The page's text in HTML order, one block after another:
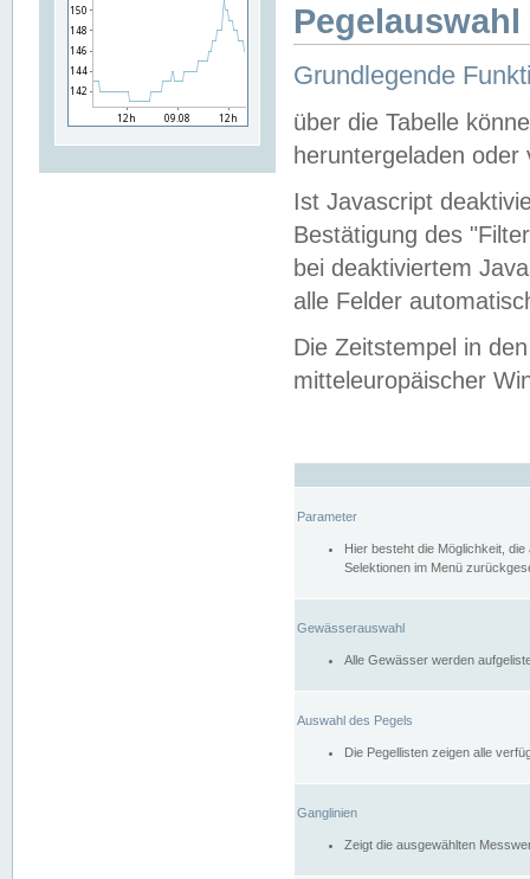
Grundlegende
über die Tabelle
heruntergeladen oder
Ist Javascript
Bestätigung des
bei deaktiviertem
alle Felder
Die Zeitstempel in
mitteleuropäischer
Parameter
Hier besteht die Möglichkeit,
Selektionen im Menü
Gewässerauswahl
Alle Gewässer werden
Auswahl des Pegels
Die Pegellisten zeigen alle
Ganglinien
Zeigt die ausgewählten